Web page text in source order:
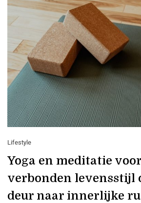
Lifestyle
Yoga en meditatie
verbonden levensstijl
deur naar innerlijke